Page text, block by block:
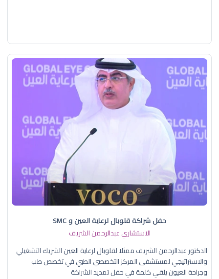
حفل شراكة قلوبال لرعاية العين و SMC
الاستشاري عبدالرحمن الشريف
الدكتور عبدالرحمن الشريف ممثلا لقلوبال لرعاية العين الشريك التشغيلي
والاستراتيجي لمستشفى المركز التخصصي الطبي في تخصص طب
وجراحة العيون يلقي كلمة في حفل تمديد الشراكة